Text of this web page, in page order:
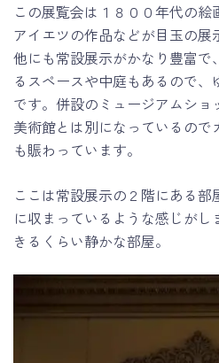
この展覧会は１８００年代の絵
アイエツの作品などが目玉の展
他にも常設展示がかなり豊富で
るスペースや中庭もあるので
です。併設のミュージアムシ
美術館とは別になっているの
も賑わっています。
ここは常設展示の２階にある
に収まっているような感じが
きるくらい静かな部屋。